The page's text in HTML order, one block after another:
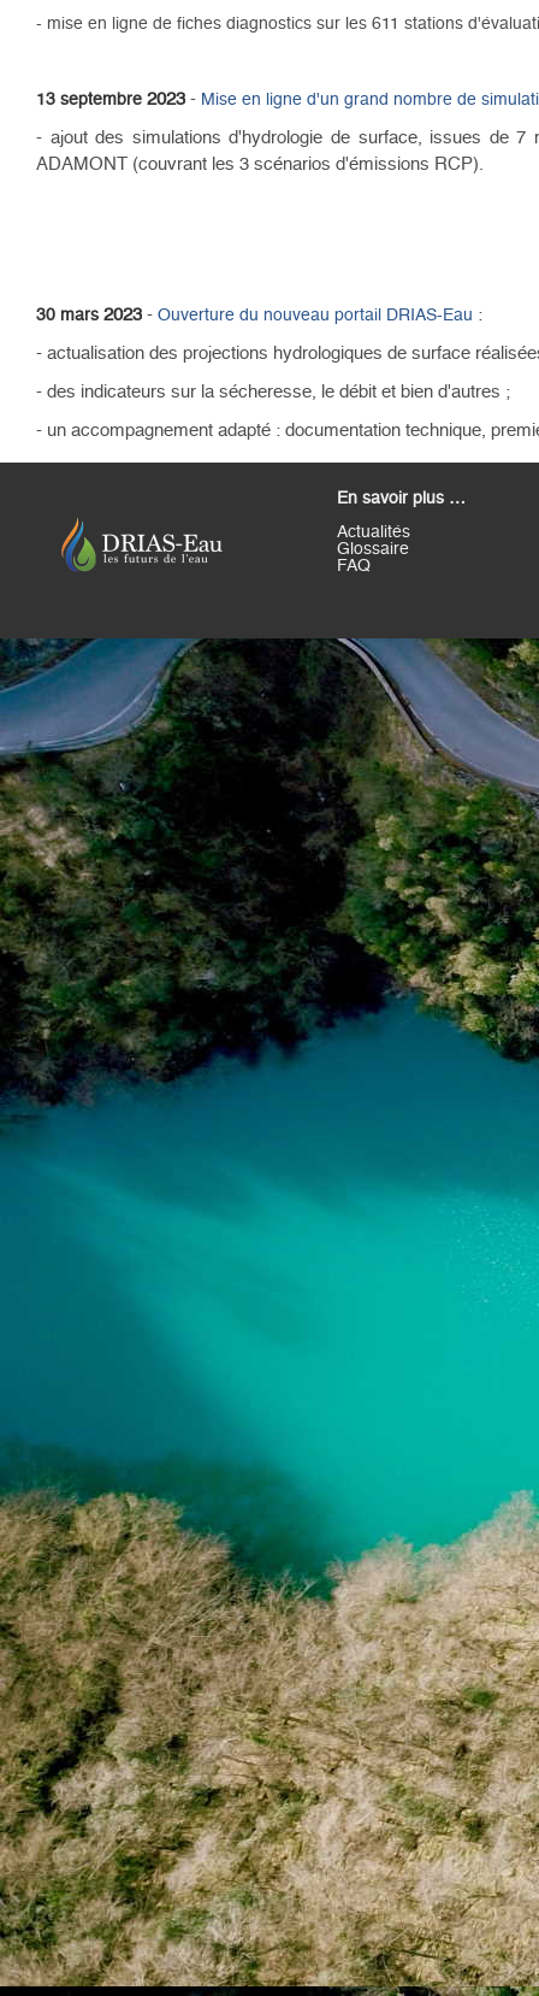
- mise en ligne de fiches diagnostics sur les 611 stations
13 septembre 2023 - Mise en ligne d'un grand nombre de
- ajout des simulations d'hydrologie de surface, issues de
ADAMONT (couvrant les 3 scénarios d'émissions RCP).
30 mars 2023 - Ouverture du nouveau portail DRIAS-Eau :
- actualisation des projections hydrologiques de surface
- des indicateurs sur la sécheresse, le débit et bien d'autres ;
- un accompagnement adapté : documentation technique,
En savoir plus …
Actualités
Glossaire
FAQ